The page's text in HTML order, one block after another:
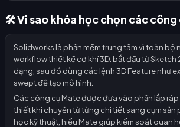
🛠️ Vì sao khóa học chọn các công
Solidworks là phần mềm trung tâm vì toàn bộ
workflow thiết kế cơ khí 3D: bắt đầu từ Sketch
dạng, sau đó dùng các lệnh 3D Feature như
swept để tạo mô hình.
Các công cụ Mate được đưa vào phần lắp
thiết khi chuyển từ từng chi tiết sang cụm sản
học kỹ thuật, hiểu Mate giúp kiểm soát quan